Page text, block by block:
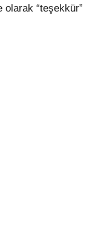
olarak “teşekkür”